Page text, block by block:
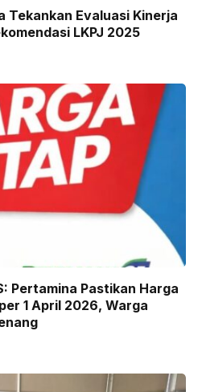
Tekankan Evaluasi Kinerja
LKPJ 2025
Pertamina Pastikan Harga
1 April 2026, Warga